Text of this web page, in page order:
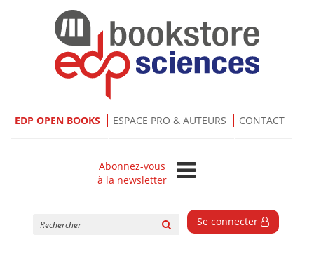
EDP OPEN BOOKS ESPACE PRO & AUTEURS CONTACT
Abonnez-vous
à la newsletter
Se connecter